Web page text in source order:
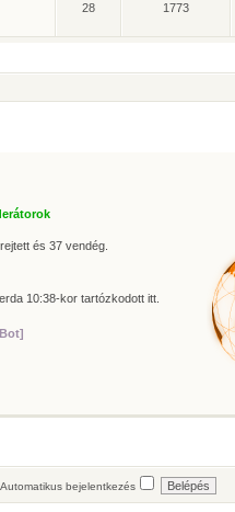
28 1773
és 37 vendég.
10:38-kor tartózkodott itt.
Automatikus bejelentkezés